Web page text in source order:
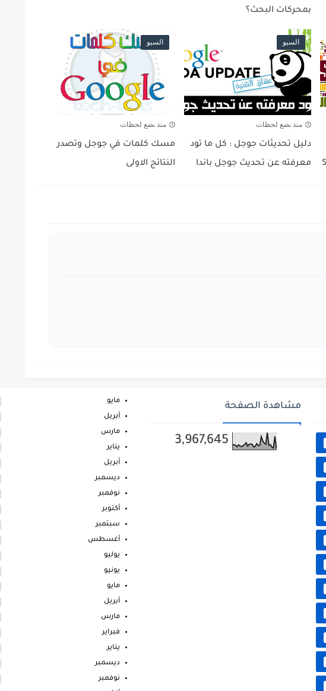
بمحركات البحث؟
السيو
منذ بضع لحظات
دليل تحديثات جوجل : كل ما تود
معرفته عن تحديث جوجل باندا
السيو
منذ بضع لحظات
مسك كلمات في جوجل وتصدر
النتائج الاولى
مشاهدة الصفحة
3,967,645
مايو
أبريل
مارس
يناير
أبريل
ديسمبر
نوفمبر
أكتوبر
سبتمبر
أغسطس
يوليو
يونيو
مايو
أبريل
مارس
فبراير
يناير
ديسمبر
نوفمبر